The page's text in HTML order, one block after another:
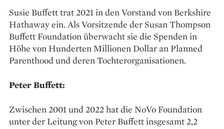
Susie Buffett trat 2021 in den Vorstand von Berkshire
Hathaway ein. Als Vorsitzende der Susan Thompson
Buffett Foundation überwacht sie die Spenden in
Höhe von Hunderten Millionen Dollar an Planned
Parenthood und deren Tochterorganisationen.
Peter Buffett:
Zwischen 2001 und 2022 hat die NoVo Foundation
unter der Leitung von Peter Buffett insgesamt 2,2